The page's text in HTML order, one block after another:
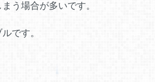
う場合が多いです。
です。